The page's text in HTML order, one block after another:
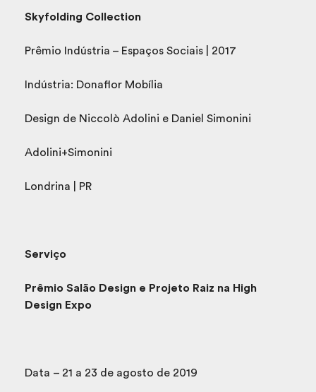
Skyfolding Collection
Prêmio Indústria – Espaços Sociais | 2017
Indústria: Donaflor Mobília
Design de Niccolò Adolini e Daniel Simonini
Adolini+Simonini
Londrina | PR
Serviço
Prêmio Salão Design e Projeto Raiz na High
Design Expo
Data – 21 a 23 de agosto de 2019